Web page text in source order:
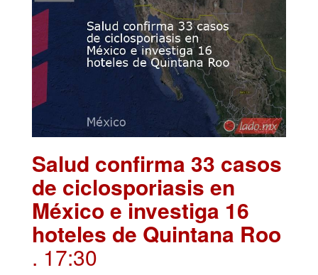
Salud confirma 33 casos
de ciclosporiasis en
México e investiga 16
hoteles de Quintana Roo
. 17:30